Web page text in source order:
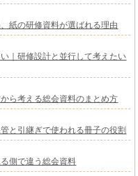
紙の研修資料が選ばれる理由
｜研修設計と並行して考えたい
ら考える総会資料のまとめ方
と引継ぎで使われる冊子の役割
側で違う総会資料